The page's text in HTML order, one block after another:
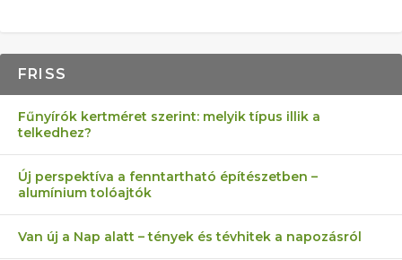
FRISS
Fűnyírók kertméret szerint: melyik típus illik a
telkedhez?
Új perspektíva a fenntartható építészetben –
alumínium tolóajtók
Van új a Nap alatt – tények és tévhitek a napozásról